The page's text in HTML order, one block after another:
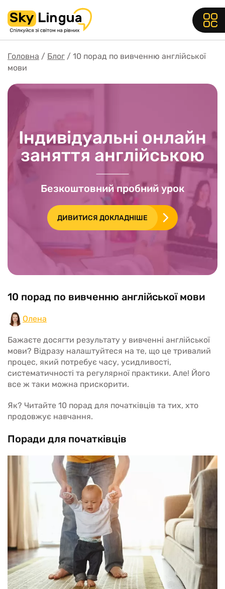
Головна Блог
10 порад по вивченню англійської
мови
Індивідуальні онлайн
заняття англійською
Безкоштовний пробний урок
ДИВИТИСЯ ДОКЛАДНІШЕ
10 порад по вивченню англійської мови
Олена
Бажаєте досягти результату у вивченні англійської
мови? Відразу налаштуйтеся на те, що це тривалий
процес, який потребує часу, усидливості,
систематичності та регулярної практики. Але! Його
все ж таки можна прискорити.
Як? Читайте 10 порад для початківців та тих, хто
продовжує навчання.
Поради для початківців